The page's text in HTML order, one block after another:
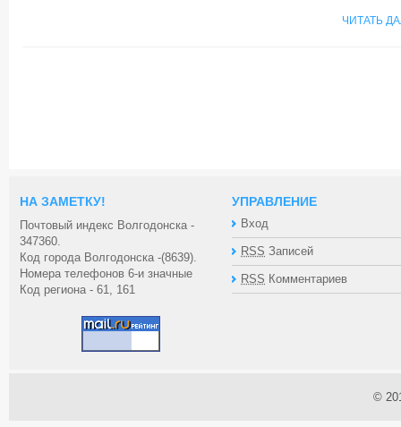
ЧИТАТЬ
НА ЗАМЕТКУ!
Почтовый индекс Волгодонска -
347360.
Код города Волгодонска -(8639).
Номера телефонов 6-и значные
Код региона - 61, 161
УПРАВЛЕНИЕ
Вход
RSS Записей
RSS Комментариев
©